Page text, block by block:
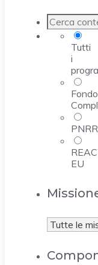
Tutti
i
Fondo
PNRR
EU